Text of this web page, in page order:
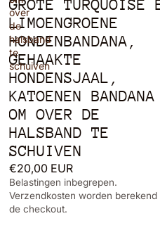
over
de
halsband
te
schuiven
GROTE TURQUOISE
LIMOENGROENE
HONDENBANDANA,
GEHAAKTE
HONDENSJAAL,
KATOENEN BANDANA
OM OVER DE
HALSBAND TE
SCHUIVEN
€20,00 EUR
Belastingen inbegrepen.
Verzendkosten worden berekend
de checkout.